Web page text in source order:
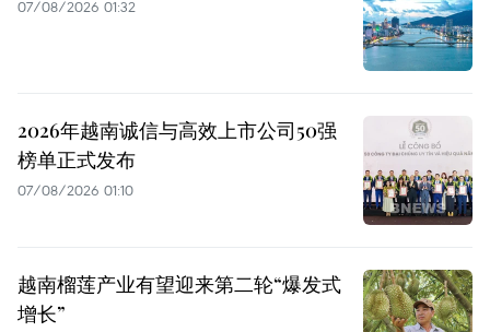
07/08/2026 01:32
2026年越南诚信与高效上市公司50强
榜单正式发布
07/08/2026 01:10
越南榴莲产业有望迎来第二轮“爆发式
增长”